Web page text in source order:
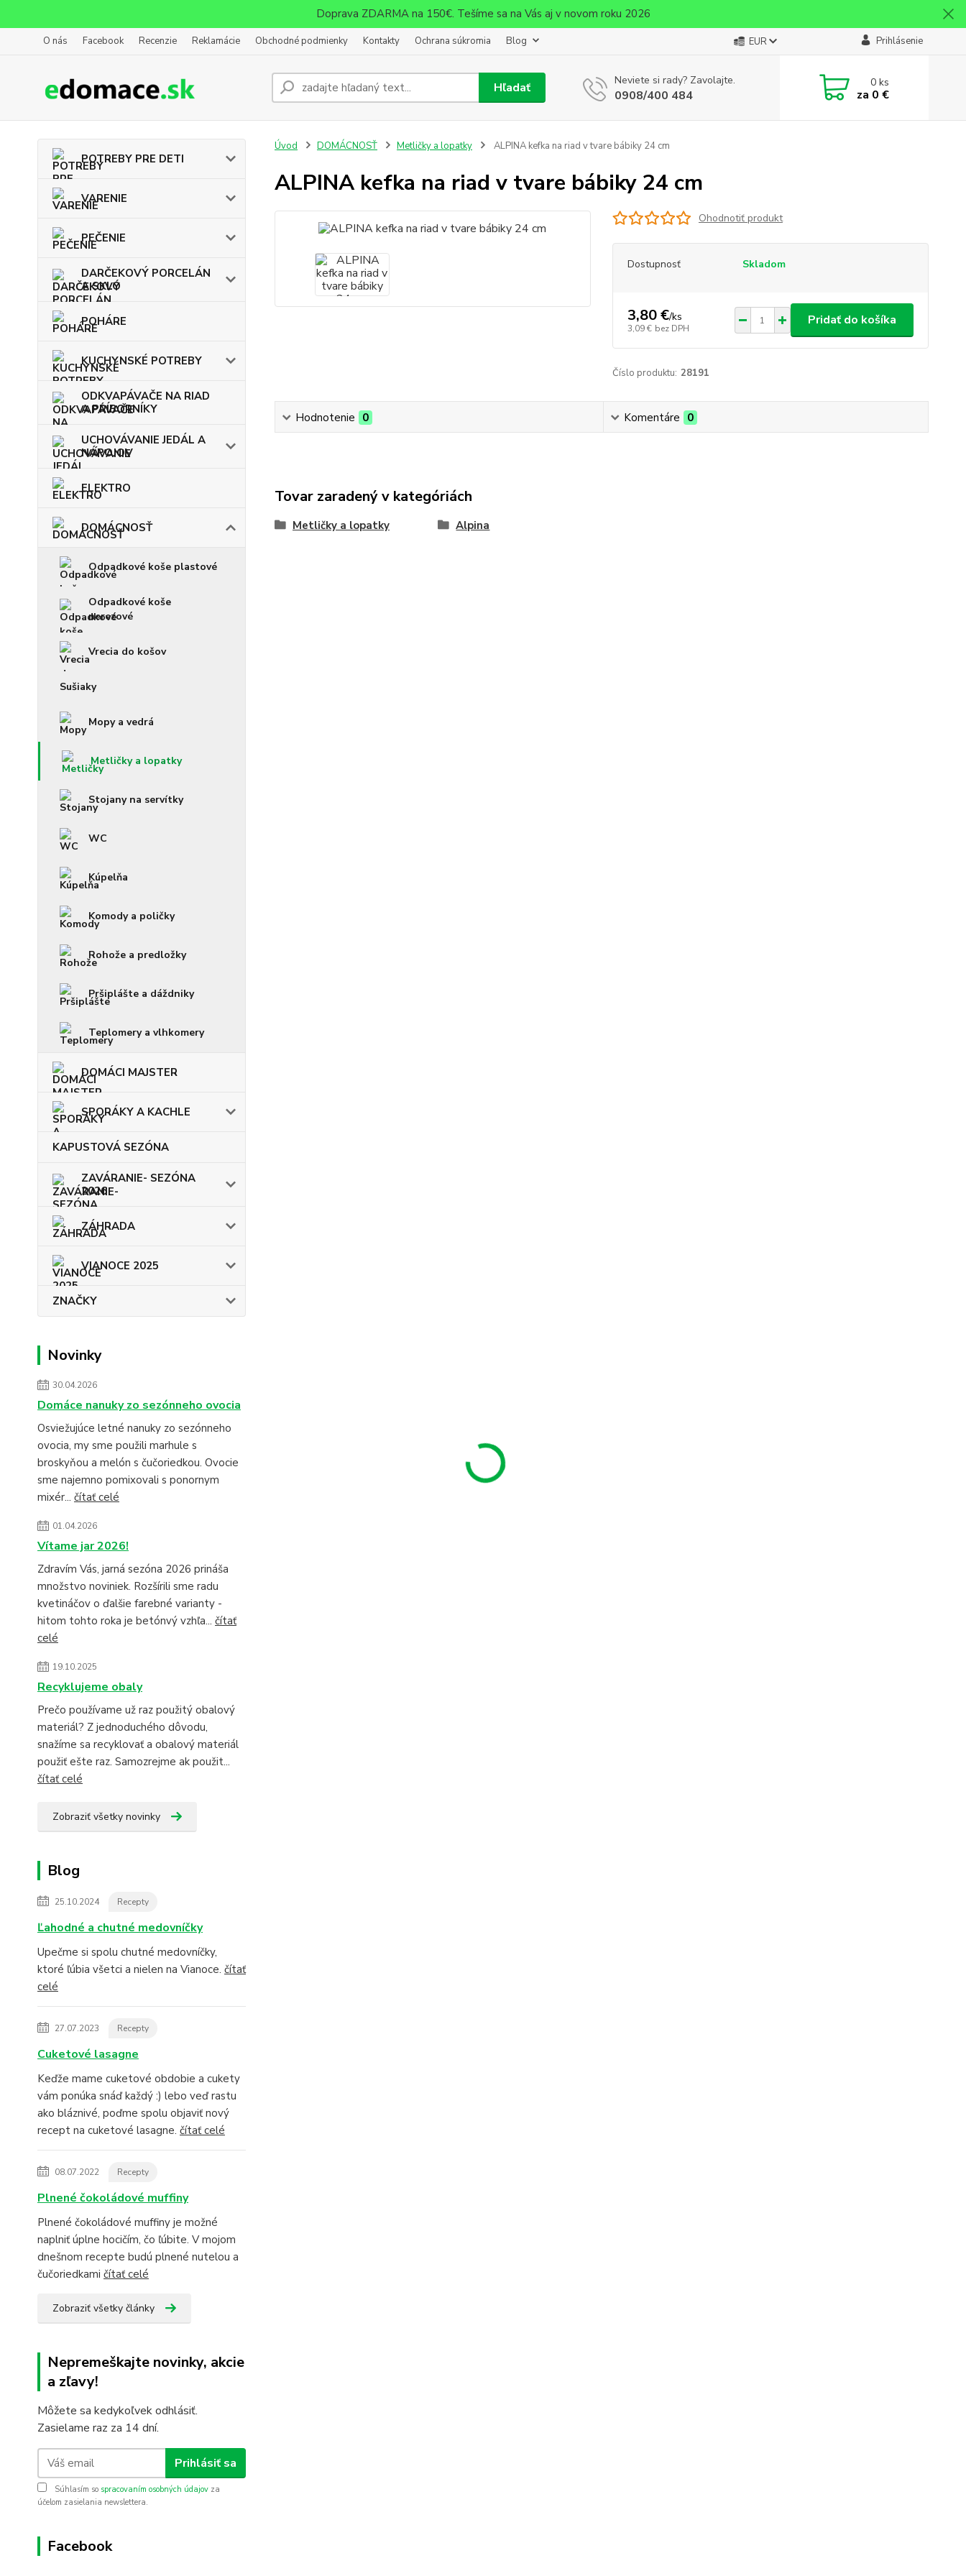
Doprava ZDARMA na 150€. Tešíme sa na Vás aj v novom roku 2026
O nás Facebook Recenzie Reklamácie Obchodné podmienky Kontakty Ochrana súkromia Blog EUR Prihlásenie
Hľadať Neviete si rady? Zavolajte.
0908/400 484
0ks
za 0 €
POTREBY PRE DETI
VARENIE
PEČENIE
DARČEKOVÝ PORCELÁN
A SKLO
POHÁRE
KUCHYNSKÉ POTREBY
ODKVAPÁVAČE NA RIAD
A PRÍBORNÍKY
UCHOVÁVANIE JEDÁL A
NÁPOJOV
ELEKTRO
DOMÁCNOSŤ
Odpadkové koše plastové
Odpadkové koše
nerezové
Vrecia do košov
Sušiaky
Mopy a vedrá
Metličky a lopatky
Stojany na servítky
WC
Kúpelňa
Komody a poličky
Rohože a predložky
Pršiplášte a dáždniky
Teplomery a vlhkomery
DOMÁCI MAJSTER
SPORÁKY A KACHLE
KAPUSTOVÁ SEZÓNA
ZAVÁRANIE- SEZÓNA
2026
ZÁHRADA
VIANOCE 2025
ZNAČKY
Novinky
30.04.2026
Domáce nanuky zo sezónneho ovocia
Osviežujúce letné nanuky zo sezónneho
ovocia, my sme použili marhule s
broskyňou a melón s čučoriedkou. Ovocie
sme najemno pomixovali s ponornym
mixér... čítať celé
01.04.2026
Vítame jar 2026!
Zdravím Vás, jarná sezóna 2026 prináša
množstvo noviniek. Rozšírili sme radu
kvetináčov o ďalšie farebné varianty -
hitom tohto roka je betónvý vzhľa... čítať
celé
19.10.2025
Recyklujeme obaly
Prečo používame už raz použitý obalový
materiál? Z jednoduchého dôvodu,
snažíme sa recyklovať a obalový materiál
použiť ešte raz. Samozrejme ak použit...
čítať celé
Zobraziť všetky novinky
Blog
25.10.2024 Recepty
Ľahodné a chutné medovníčky
Upečme si spolu chutné medovníčky,
ktoré ľúbia všetci a nielen na Vianoce. čítať
celé
27.07.2023 Recepty
Cuketové lasagne
Keďže mame cuketové obdobie a cukety
vám ponúka snáď každý :) lebo veď rastu
ako bláznivé, poďme spolu objaviť nový
recept na cuketové lasagne. čítať celé
08.07.2022 Recepty
Plnené čokoládové muffiny
Plnené čokoládové muffiny je možné
naplniť úplne hocičím, čo ľúbite. V mojom
dnešnom recepte budú plnené nutelou a
čučoriedkami čítať celé
Zobraziť všetky články
Nepremeškajte novinky, akcie
a zľavy!
Môžete sa kedykoľvek odhlásiť.
Zasielame raz za 14 dní.
Prihlásiť sa
Súhlasím so spracovaním osobných údajov za
účelom zasielania newslettera.
Facebook
Úvod DOMÁCNOSŤ Metličky a lopatky ALPINA kefka na riad v tvare bábiky 24 cm
ALPINA kefka na riad v tvare bábiky 24 cm
Ohodnotiť produkt
Dostupnosť Skladom
3,80 €/ks
3,09 € bez DPH
Pridať do košíka
Číslo produktu: 28191
Hodnotenie 0 Komentáre 0
Tovar zaradený v kategóriách
Metličky a lopatky Alpina